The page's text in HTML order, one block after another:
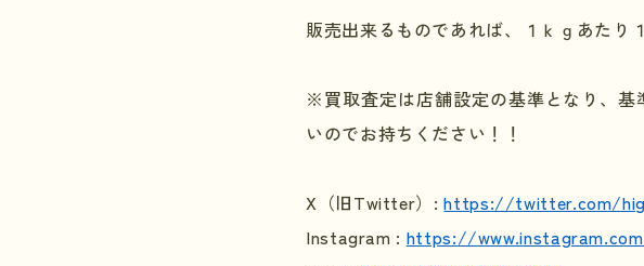
販売出来るものであれば、１ｋｇあたり
※買取査定は店舗設定の基準となり、
いのでお持ちください！！
X （旧Twitter） :https://twitter.com/
Instagram : https://